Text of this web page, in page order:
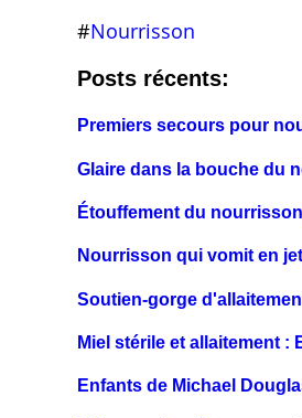
#Nourrisson
Posts récents:
Premiers secours pour
Glaire dans la bouche du
Étouffement du
Nourrisson qui vomit en
Soutien-gorge
Miel stérile et allaitement
Enfants de Michael